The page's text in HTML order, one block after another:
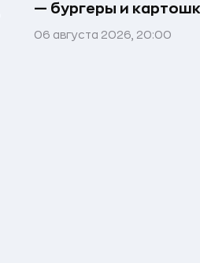
— бургеры и
06 августа 2026, 20:00